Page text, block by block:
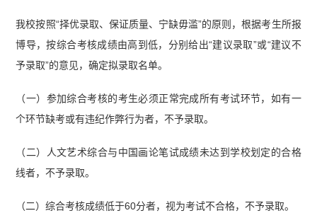
我校按照“择优录取、保证质量、宁缺毋滥”的原则，根据考生所报
博导，按综合考核成绩由高到低，分别给出“建议录取”或“建议不
予录取”的意见，确定拟录取名单。
（一）参加综合考核的考生必须正常完成所有考试环节，如有一
个环节缺考或有违纪作弊行为者，不予录取。
（二）人文艺术综合与中国画论笔试成绩未达到学校划定的合格
线者，不予录取。
（二）综合考核成绩低于60分者，视为考试不合格，不予录取。